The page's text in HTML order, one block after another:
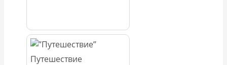
Путешествие